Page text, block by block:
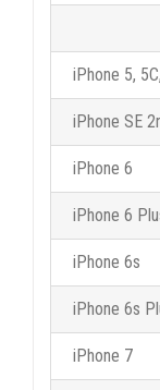
iPhone 5,
iPhone SE
iPhone 6
iPhone 6
iPhone 6s
iPhone 6s
iPhone 7